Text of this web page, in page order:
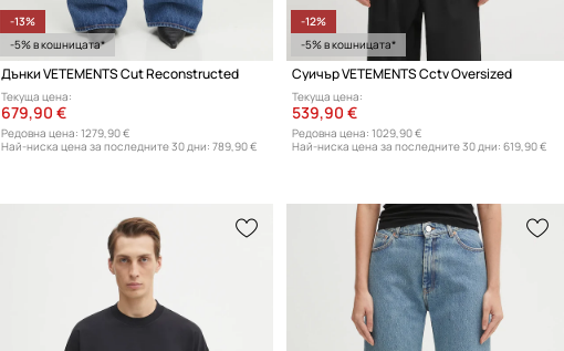
-13%
-5% в кошницата*
Дънки VETEMENTS Cut Reconstructed
Текуща цена:
679,90 €
Редовна цена: 1279,90 €
Най-ниска цена за последните 30 дни: 789,90 €
-12%
-5% в кошницата*
Суичър VETEMENTS Cctv Oversized
Текуща цена:
539,90 €
Редовна цена: 1029,90 €
Най-ниска цена за последните 30 дни: 619,90 €